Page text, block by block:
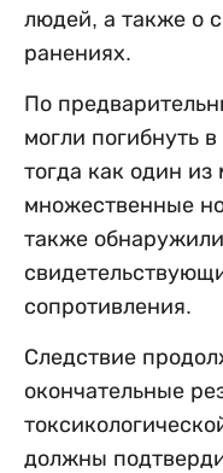
людей, а также о
ранениях.
По
могли погибнуть
тогда как один из
множественные
также
сопротивления.
Следствие
окончательные
должны